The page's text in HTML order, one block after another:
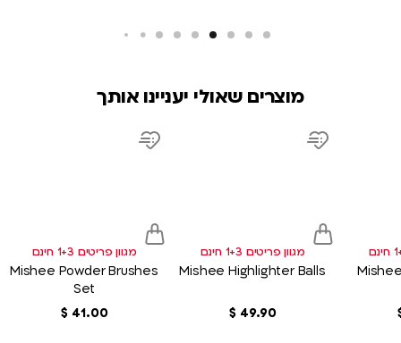
מוצרים שאולי יעניינו אותך
Add
מגוון פריטים 1+3 חינם
Mishee Powder Brushes
Set
41.00
$
Add
מגוון פריטים 1+3 חינם
Mishee Highlighter Balls
49.90
$